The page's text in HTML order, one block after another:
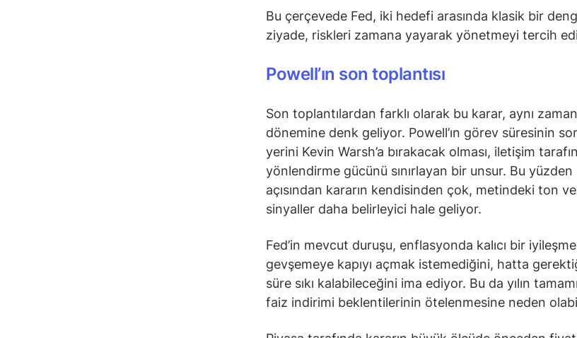
Bu çerçevede Fed, iki hedefi arasında klasik bir
ziyade, riskleri zamana yayarak yönetmeyi tercih
Powell’ın son toplantısı
Son toplantılardan farklı olarak bu karar, aynı
dönemine denk geliyor. Powell’ın görev süresinin
yerini Kevin Warsh’a bırakacak olması, iletişim
yönlendirme gücünü sınırlayan bir unsur. Bu
açısından kararın kendisinden çok, metindeki ton
sinyaller daha belirleyici hale geliyor.
Fed’in mevcut duruşu, enflasyonda kalıcı bir
gevşemeye kapıyı açmak istemediğini, hatta
süre sıkı kalabileceğini ima ediyor. Bu da yılın
faiz indirimi beklentilerinin ötelenmesine neden